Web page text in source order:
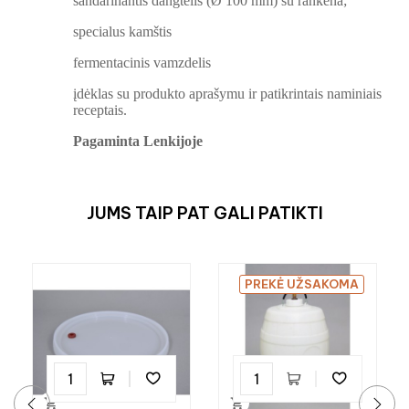
specialus kamštis
fermentacinis vamzdelis
įdėklas su produkto aprašymu ir patikrintais naminiais
receptais.
Pagaminta Lenkijoje
JUMS TAIP PAT GALI PATIKTI
 
PREKĖ UŽSAKOMA